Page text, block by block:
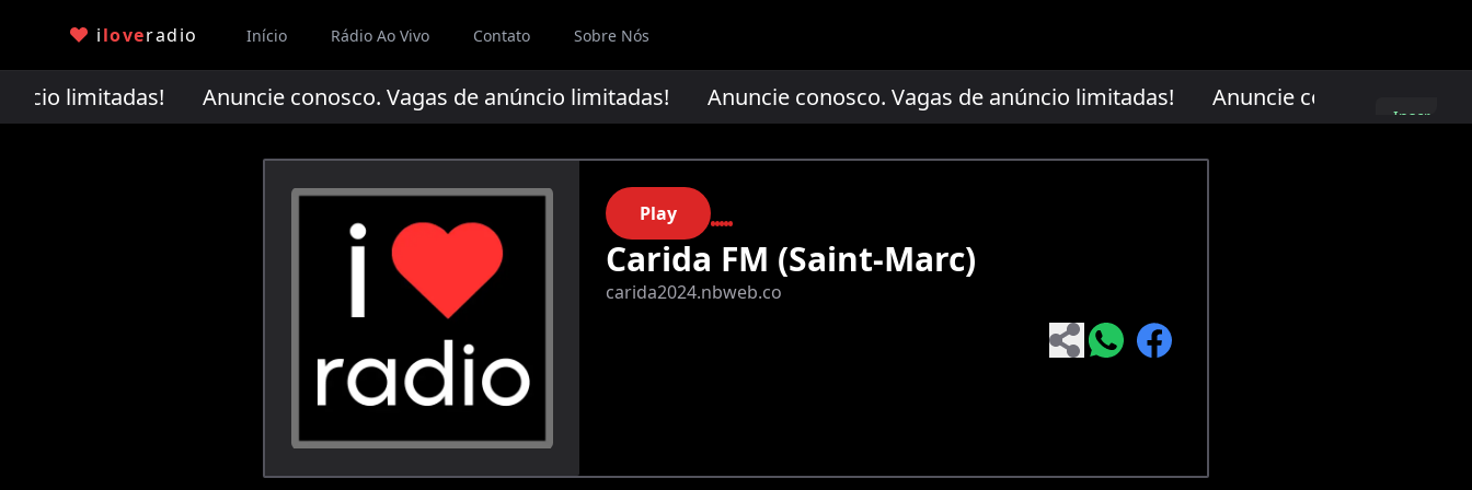
iloveradio Início Rádio Ao Vivo Contato Sobre Nós
limitadas!Anuncie conosco. Vagas de anúncio limitadas!Anuncie conosco. Vagas de anúncio limitadas!Anuncie conosco. Vagas
Inscreva-
Play
Carida FM (Saint-Marc)
carida2024.nbweb.co